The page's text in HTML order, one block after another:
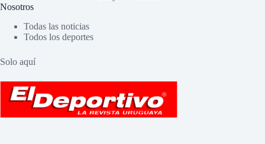
Nosotros
Todas las noticias
Todos los deportes
Solo aquí